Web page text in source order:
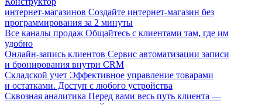
интернет-магазинов Создайте интернет-магазин без
программирования за 2 минуты
Все каналы продаж Общайтесь с клиентами там, где им
удобно
Онлайн-запись клиентов Сервис автоматизации записи
и бронирования внутри CRM
Складской учет Эффективное управление товарами
и остатками. Доступ с любого устройства
Сквозная аналитика Перед вами весь путь клиента —